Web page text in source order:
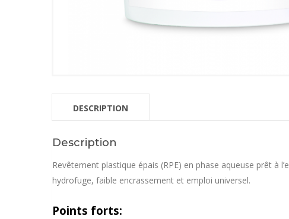
DESCRIPTION
Description
Revêtement plastique épais (RPE) en phase aqueuse prêt à
hydrofuge, faible encrassement et emploi universel.
Points forts: